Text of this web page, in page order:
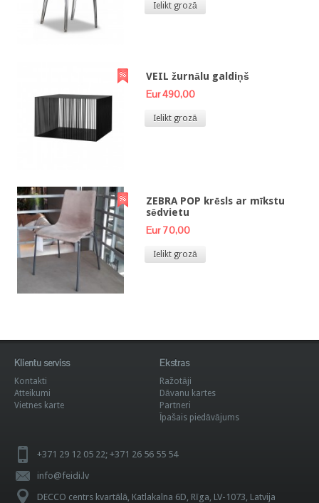
Ielikt grozā
VEIL žurnālu galdiņš
Eur 490,00
Ielikt grozā
ZEBRA POP krēsls ar mīkstu
sēdvietu
Eur 70,00
Ielikt grozā
Klientu serviss
Kontakti
Atteikumi
Vietnes karte
Ekstras
Ražotāji
Dāvanu kartes
Partneri
Īpašais piedāvājums
+371 29 12 05 22; +371 26 56 55 54
info@feidi.lv
DECCO centrs kvartālā, Katlakalna 6D, Rīga, LV-1073, Latvija